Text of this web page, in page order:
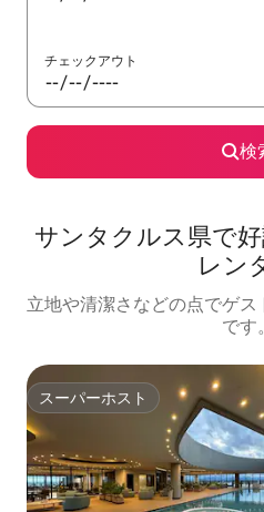
チェックアウト
検
サンタクルス県で
レン
立地や清潔さなどの点でゲ
です。
スーパーホスト
スーパーホスト